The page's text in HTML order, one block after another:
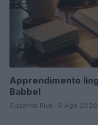
Apprendimento
Babbel
Susanna Riva · 6 Ago 2026